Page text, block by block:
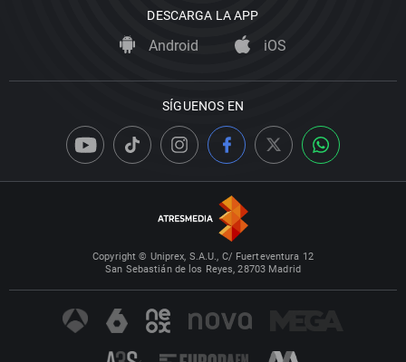
DESCARGA LA APP
Android iOS
SÍGUENOS EN
Copyright © Uniprex, S.A.U., C/ Fuerteventura 12
San Sebastián de los Reyes, 28703 Madrid